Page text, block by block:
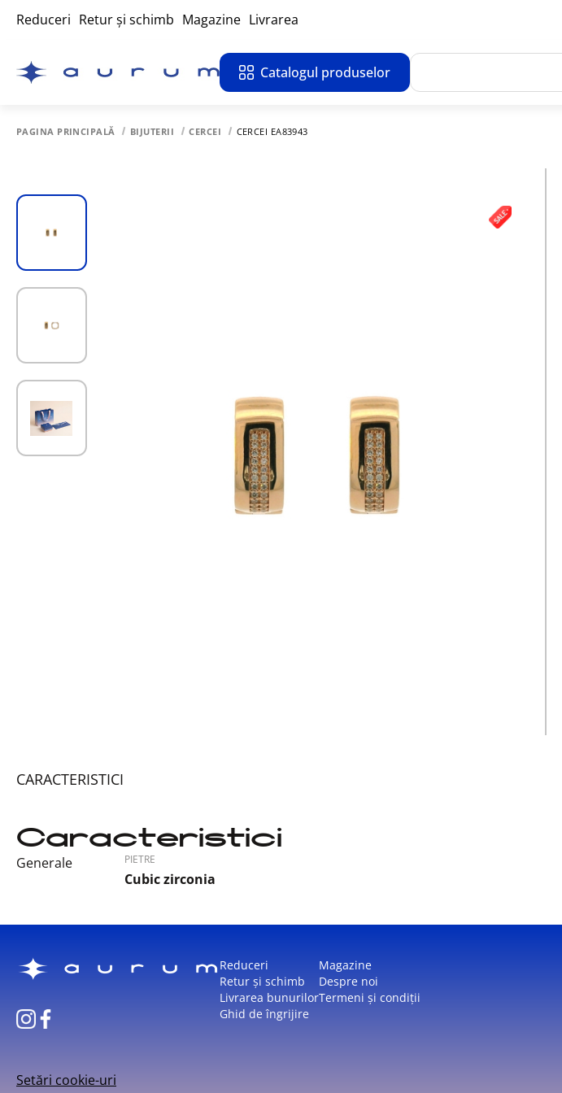
Reduceri Retur și schimb Magazine Livrarea
Catalogul produselor
PAGINA PRINCIPALĂ BIJUTERII CERCEI CERCEI EA83943
CARACTERISTICI
Caracteristici
Generale PIETRE
Cubic zirconia
Reduceri
Retur și schimb
Livrarea bunurilor
Ghid de îngrijire
Magazine
Despre noi
Termeni și condiții
Setări cookie-uri